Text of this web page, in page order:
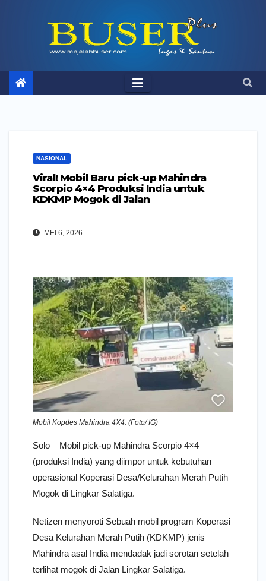
NASIONAL
Viral! Mobil Baru pick-up Mahindra
Scorpio 4×4 Produksi India untuk
KDKMP Mogok di Jalan
MEI 6, 2026
Mobil Kopdes Mahindra 4X4. (Foto/ IG)
Solo – Mobil pick-up Mahindra Scorpio 4×4
(produksi India) yang diimpor untuk kebutuhan
operasional Koperasi Desa/Kelurahan Merah Putih
Mogok di Lingkar Salatiga.
Netizen menyoroti Sebuah mobil program Koperasi
Desa Kelurahan Merah Putih (KDKMP) jenis
Mahindra asal India mendadak jadi sorotan setelah
terlihat mogok di Jalan Lingkar Salatiga.